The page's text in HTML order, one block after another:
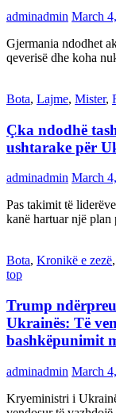
adminadmin March
Gjermania ndodhet
qeverisë dhe koha
Bota, Lajme, Mister,
Çka ndodhë
ushtarake për
adminadmin March
Pas takimit të
kanë hartuar një
Bota, Kronikë e zezë,
top
Trump
Ukrainës: Të
bashkëpunimit
adminadmin March
Kryeministri i